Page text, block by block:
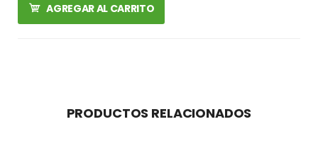
AGREGAR AL CARRITO
PRODUCTOS RELACIONADOS